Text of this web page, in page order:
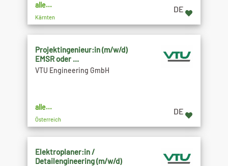
alle...
Kärnten
DE
Projektingenieur:in (m/w/d)
EMSR oder ...
VTU Engineering GmbH
alle...
Österreich
DE
Elektroplaner:in /
Detailengineering (m/w/d)